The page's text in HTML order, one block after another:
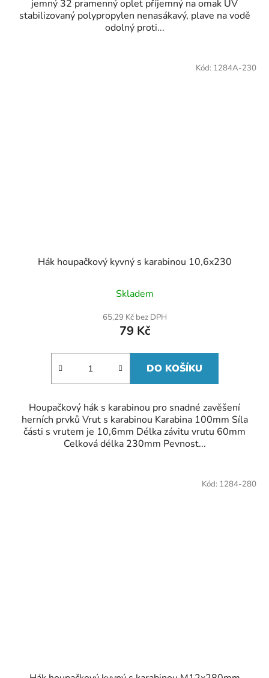
jemný 32 pramenný oplet příjemný na omak UV
stabilizovaný polypropylen nenasákavý, plave na vodě
odolný proti...
Hák houpačkový kyvný s karabinou 10,6x230
Skladem
65,29 Kč bez DPH
79 Kč
DO KOŠÍKU
Houpačkový hák s karabinou pro snadné zavěšení
herních prvků Vrut s karabinou Karabina 100mm Síla
části s vrutem je 10,6mm Délka závitu vrutu 60mm
Celková délka 230mm Pevnost...
Kód: 1284A-230
Kód: 1284-280